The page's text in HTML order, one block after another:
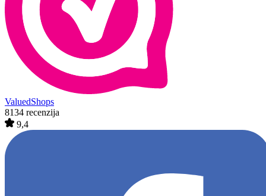
ValuedShops
8134 recenzija
9,4